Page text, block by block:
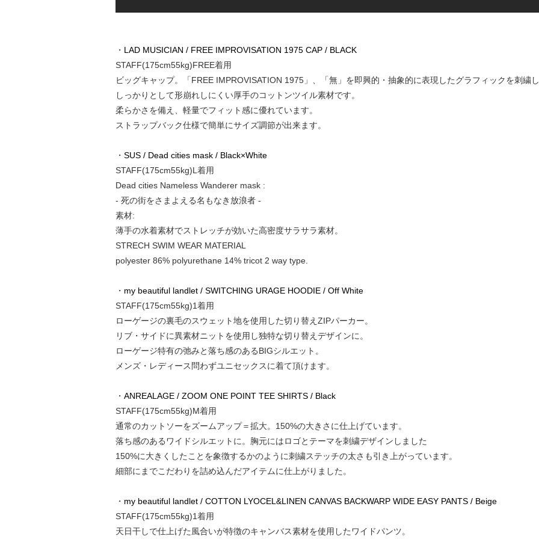
・ LAD MUSICIAN / FREE IMPROVISATION 1975 CAP / BLACK
STAFF(175cm55kg)FREE着用
ビッグキャップ。「FREE IMPROVISATION 1975」、「無」を即興的・抽象的に表現したグラフィックを刺繍し
しっかりとして形崩れしにくい厚手のコットンツイル素材です。
柔らかさを備え、軽量でフィット感に優れています。
ストラップバック仕様で簡単にサイズ調節が出来ます。
・ SUS / Dead cities mask / Black×White
STAFF(175cm55kg)L着用
Dead cities Nameless Wanderer mask :
- 死の街をさまよえる名もなき放浪者 -
素材:
薄手の水着素材でストレッチが効いた高密度サラサラ素材。
STRECH SWIM WEAR MATERIAL
polyester 86% polyurethane 14% tricot 2 way type.
・ my beautiful landlet / SWITCHING URAGE HOODIE / Off White
STAFF(175cm55kg)1着用
ローゲージの裏毛のスウェット地を使用した切り替えZIPパーカー。
リブ・サイドに異素材ニットを使用し独特な切り替えデザインに。
ローゲージ特有の弛みと落ち感のあるBIGシルエット。
メンズ・レディース問わずユニセックスに着て頂けます。
・ ANREALAGE / ZOOM ONE POINT TEE SHIRTS / Black
STAFF(175cm55kg)M着用
通常のカットソーをズームアップ＝拡大。150%の大きさに仕上げています。
落ち感のあるワイドシルエットに。胸元にはロゴとテーマを刺繍デザインしました
150%に大きくしたことを象徴するかのように刺繍ステッチの太さも引き上がっています。
細部にまでこだわりを詰め込んだアイテムに仕上がりました。
・ my beautiful landlet / COTTON LYOCEL&LINEN CANVAS BACKWARP WIDE EASY PANTS / Beige
STAFF(175cm55kg)1着用
天日干しで仕上げた風合いが特徴のキャンバス素材を使用したワイドパンツ。